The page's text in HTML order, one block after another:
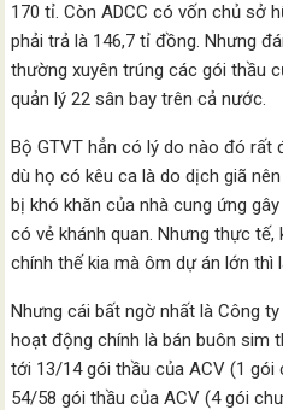
170 tỉ. Còn ADCC có vốn chủ sở
phải trả là 146,7 tỉ đồng. Nhưng
thường xuyên trúng các gói thầu
quản lý 22 sân bay trên cả nước.
Bộ GTVT hẳn có lý do nào đó rất
dù họ có kêu ca là do dịch giã
bị khó khăn của nhà cung ứng
có vẻ khánh quan. Nhưng thực
chính thế kia mà ôm dự án lớn thì
Nhưng cái bất ngờ nhất là Công
hoạt động chính là bán buôn sim
tới 13/14 gói thầu của ACV (1 gói
54/58 gói thầu của ACV (4 gói